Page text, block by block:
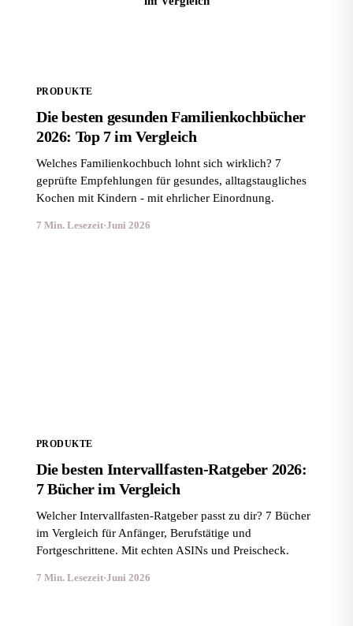
PRODUKTE
Die besten gesunden Familienkochbücher
2026: Top 7 im Vergleich
Welches Familienkochbuch lohnt sich wirklich? 7
geprüfte Empfehlungen für gesundes, alltagstaugliches
Kochen mit Kindern - mit ehrlicher Einordnung.
7 Min. Lesezeit·Juni 2026
PRODUKTE
Die besten Intervallfasten-Ratgeber 2026:
7 Bücher im Vergleich
Welcher Intervallfasten-Ratgeber passt zu dir? 7 Bücher
im Vergleich für Anfänger, Berufstätige und
Fortgeschrittene. Mit echten ASINs und Preischeck.
7 Min. Lesezeit·Juni 2026